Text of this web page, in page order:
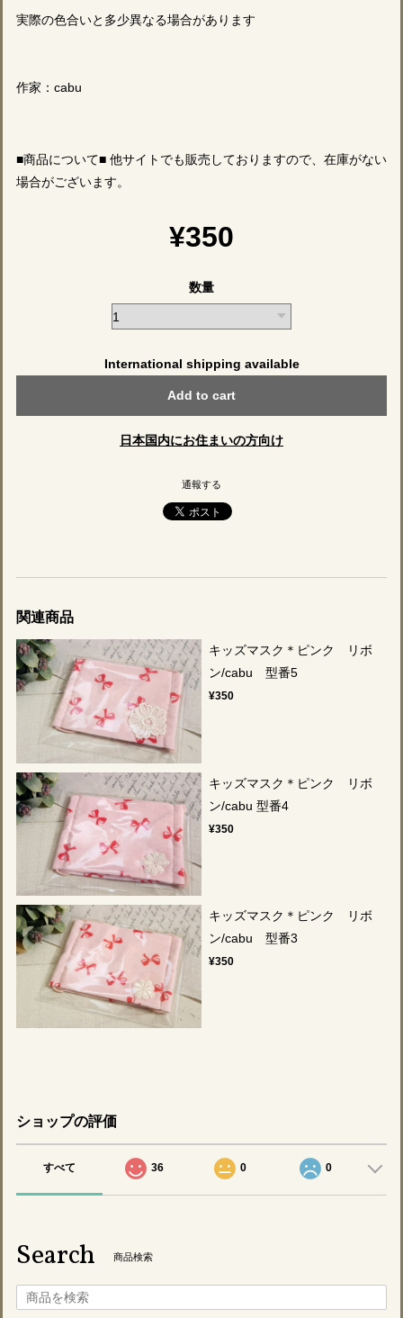
実際の色合いと多少異なる場合があります
作家：cabu
■商品について■ 他サイトでも販売しておりますので、在庫がない
場合がございます。
¥350
数量
International shipping available
Add to cart
日本国内にお住まいの方向け
通報する
関連商品
キッズマスク＊ピンク リボ
ン/cabu 型番5
¥350
キッズマスク＊ピンク リボ
ン/cabu 型番4
¥350
キッズマスク＊ピンク リボ
ン/cabu 型番3
¥350
ショップの評価
すべて 36 0 0
Search 商品検索